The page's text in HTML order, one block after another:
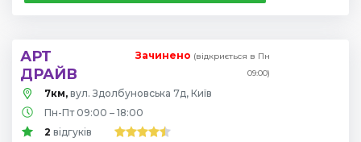
АРТ
ДРАЙВ
Зачинено (відкриється в Пн
09:00)
7км, вул. Здолбуновська 7д, Київ
Пн-Пт 09:00 – 18:00
2 відгуків